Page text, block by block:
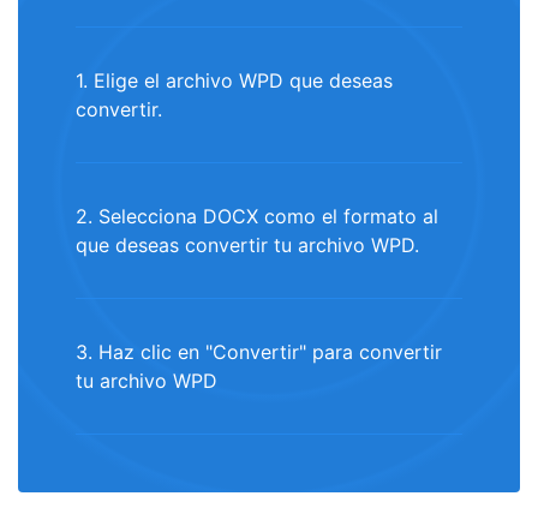
1. Elige el archivo WPD que deseas
convertir.
2. Selecciona DOCX como el formato al
que deseas convertir tu archivo WPD.
3. Haz clic en "Convertir" para convertir
tu archivo WPD